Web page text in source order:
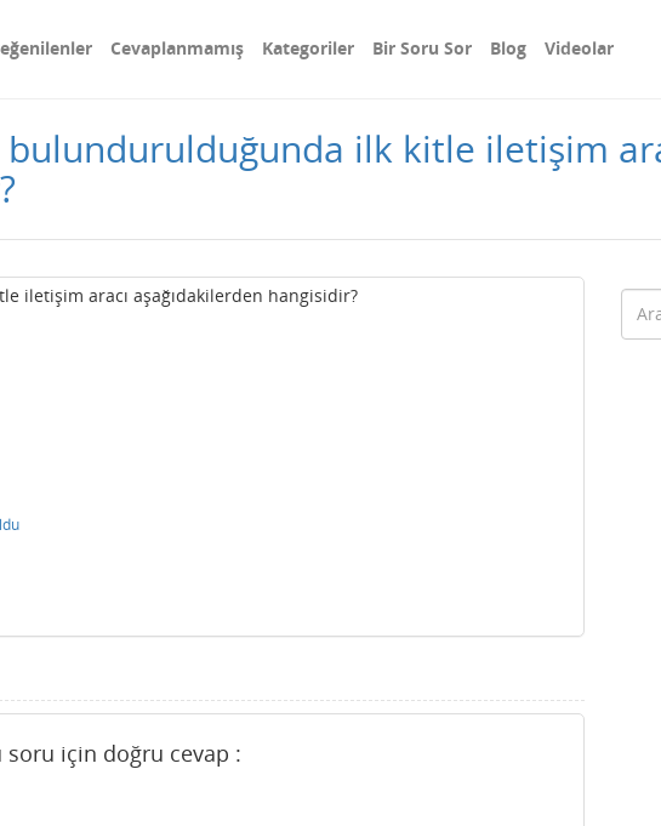
Cevaplanmamış Kategoriler Bir Soru Sor Blog Videolar
ilk kitle iletişim
iletişim aracı aşağıdakilerden hangisidir?
için doğru cevap :